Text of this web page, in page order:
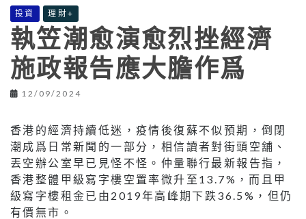
投資 理財+
執笠潮愈演愈烈挫經濟
施政報告應大膽作爲
12/09/2024
香港的經濟持續低迷，疫情後復蘇不似預期，倒閉
潮成爲日常新聞的一部分，相信讀者對街頭空舖、
丟空辦公室早已見怪不怪。仲量聯行最新報告指，
香港整體甲級寫字樓空置率微升至13.7%，而且甲
級寫字樓租金已由2019年高峰期下跌36.5%，但仍
有價無市。